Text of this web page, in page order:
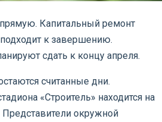
Капитальный ремонт
к завершению.
сдать к концу апреля.
считанные дни.
«Строитель» находится на
окружной